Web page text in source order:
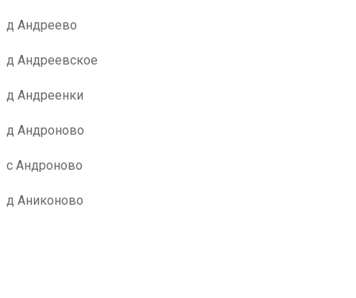
д Андреево
д Андреевское
д Андреенки
д Андроново
с Андроново
д Аниконово